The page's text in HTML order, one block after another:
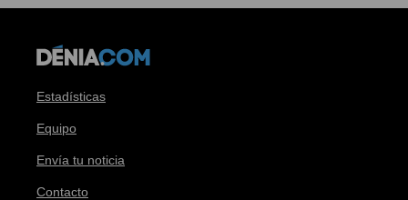
Estadísticas
Equipo
Envía tu noticia
Contacto